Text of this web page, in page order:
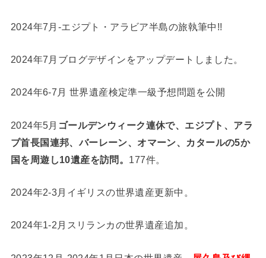
2024年7月-エジプト・アラビア半島の旅執筆中!!
2024年7月ブログデザインをアップデートしました。
2024年6-7月 世界遺産検定準一級予想問題を公開
2024年5月 ゴールデンウィーク連休で、エジプト、アラ
ブ首長国連邦、バーレーン、オマーン、カタールの5か
国を周遊し10遺産を訪問。 177件。
2024年2-3月イギリスの世界遺産更新中。
2024年1-2月スリランカの世界遺産追加。